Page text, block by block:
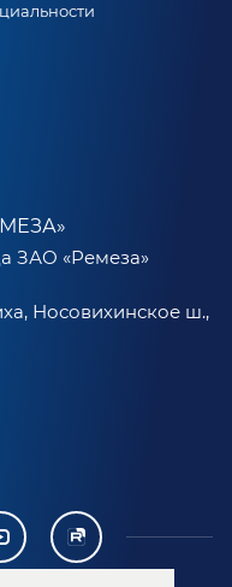
ЗАО «Ремеза»
Носовихинское ш.,